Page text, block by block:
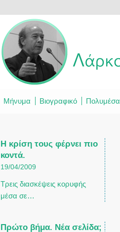
Μήνυμα Βιογραφικό Πολυμέσα
Η κρίση τους φέρνει πιο
κοντά.
19/04/2009
Τρεις διασκέψεις κορυφής
μέσα σε…
Πρώτο βήμα. Νέα σελίδα;